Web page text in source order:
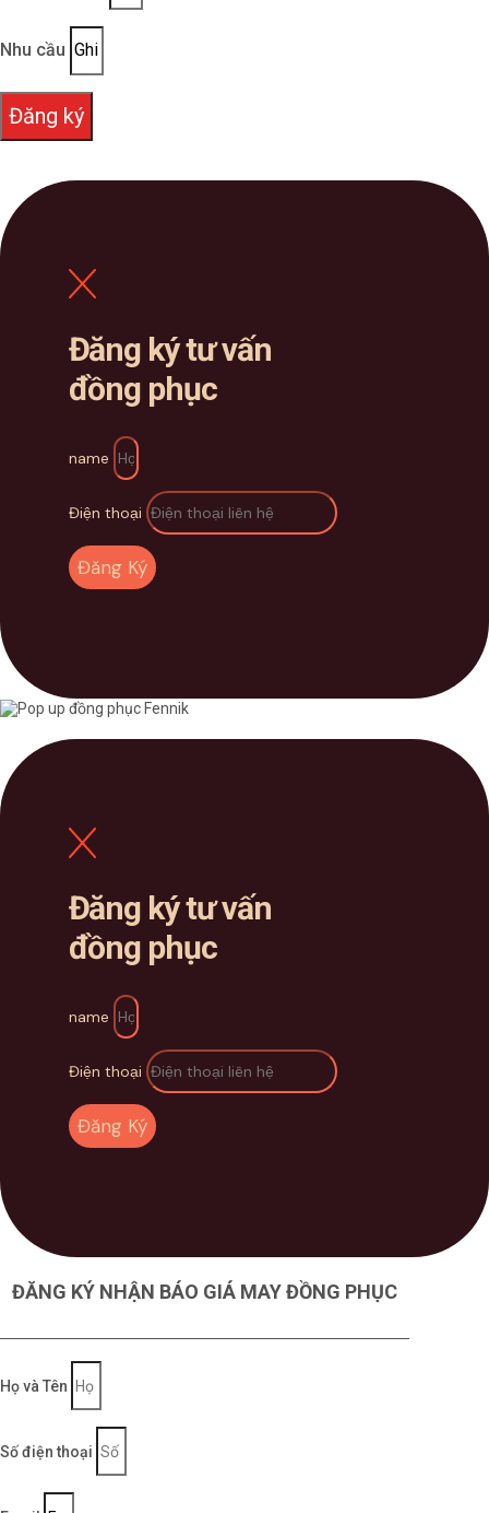
Nhu cầu
Đăng ký
Đăng ký tư vấn
đồng phục
name
Điện thoại
Đăng Ký
Đăng ký tư vấn
đồng phục
name
Điện thoại
Đăng Ký
ĐĂNG KÝ NHẬN BÁO GIÁ MAY ĐỒNG PHỤC
Họ và Tên
Số điện thoại